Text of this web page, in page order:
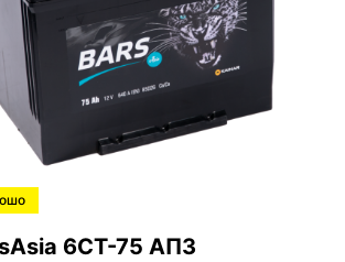
6СТ-75 АПЗ